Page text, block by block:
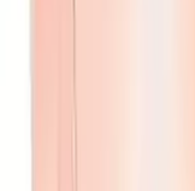
Kou, soğuk ve kibar
bir gençtir. Kendisiyle
kurması, hikâyenin
disiplinli yaklaşımı,
arkadaşlık ve destek